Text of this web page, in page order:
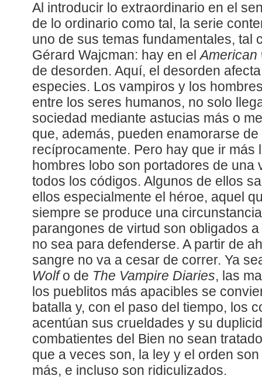
Al introducir lo extraordinario en el
de lo ordinario como tal, la serie
uno de sus temas fundamentales, tal
Gérard Wajcman: hay en elAmerican
de desorden. Aquí, el desorden
especies. Los vampiros y los
entre los seres humanos, no solo
sociedad mediante astucias más o
que, además, pueden enamorarse
recíprocamente. Pero hay que ir más
hombres lobo son portadores de una
todos los códigos. Algunos de ellos
ellos especialmente el héroe, aquel
siempre se produce una
parangones de virtud son obligados
no sea para defenderse. A partir de
sangre no va a cesar de correr. Ya
Wolfo de The Vampire Diaries, las
los pueblitos más apacibles se
batalla y, con el paso del tiempo, los
acentúan sus crueldades y su
combatientes del Bien no sean
que a veces son, la ley y el orden
más, e incluso son ridiculizados.